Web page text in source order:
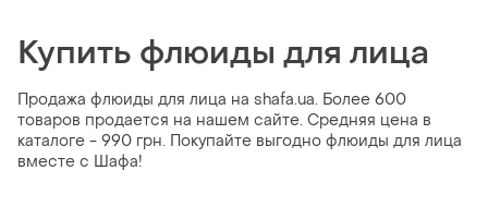
Купить флюиды для лица
Продажа флюиды для лица на shafa.ua. Более 600
товаров продается на нашем сайте. Средняя цена в
каталоге - 990 грн. Покупайте выгодно флюиды для лица
вместе с Шафа!